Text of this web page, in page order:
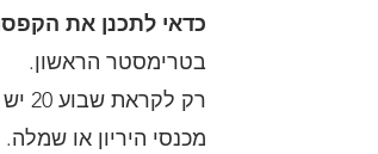
כדאי לתכנן את
בטרימסטר הראשון.
רק
מכנסי היריון או שמלה.